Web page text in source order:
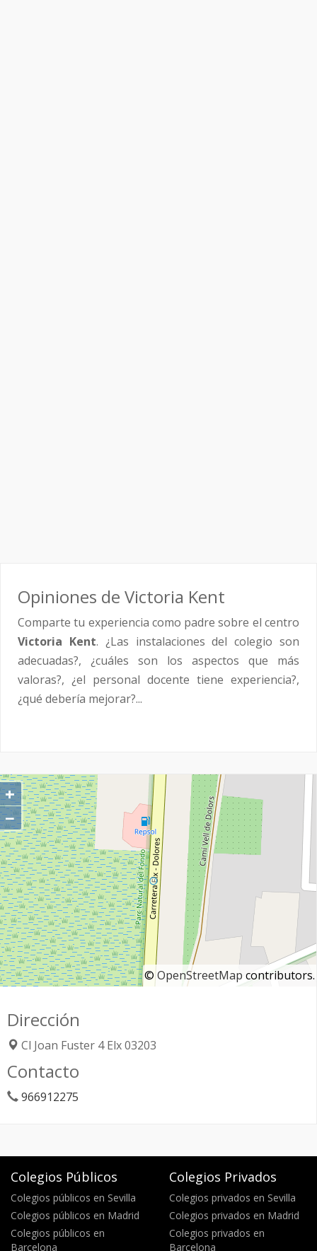
Opiniones de Victoria Kent
Comparte tu experiencia como padre sobre el centro
Victoria Kent. ¿Las instalaciones del colegio son
adecuadas?, ¿cuáles son los aspectos que más
valoras?, ¿el personal docente tiene experiencia?,
¿qué debería mejorar?...
+
−
©OpenStreetMap contributors.
Dirección
Cl Joan Fuster 4Elx03203
Contacto
966912275
Colegios Públicos
Colegios públicos en Sevilla
Colegios públicos en Madrid
Colegios públicos en
Barcelona
Colegios Privados
Colegios privados en Sevilla
Colegios privados en Madrid
Colegios privados en
Barcelona